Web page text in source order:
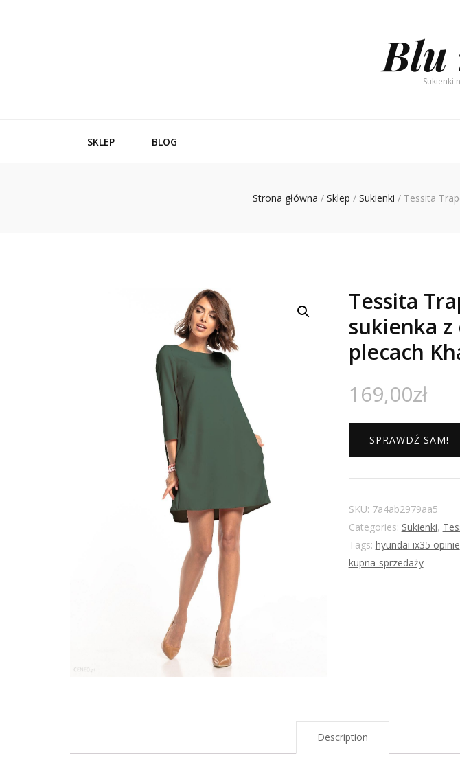
Blu
Sukienki
SKLEP BLOG
Strona główna / Sklep / Sukienki / Tessita
Tessita
sukienka
plecach
169,00zł
SPRAWDŹ SAM!
SKU: 7a4ab2979aa5
Categories: Sukienki,
Tags: hyundai ix35 opinie
kupna-sprzedaży
Description